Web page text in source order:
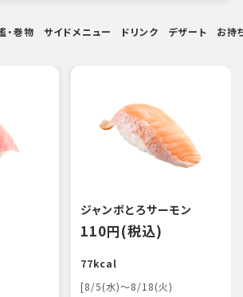
・巻物 サイドメニュー ドリンク デザート お持
ジャンボとろサーモン
110円(税込)
77kcal
[8/5(水)～8/18(火)